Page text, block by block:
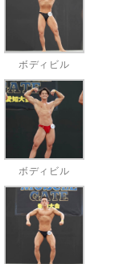
ボディビル
ボディビル